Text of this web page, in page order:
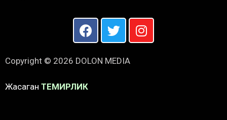
Copyright © 2026 DOLON MEDIA
Жасаган ТЕМИРЛИК